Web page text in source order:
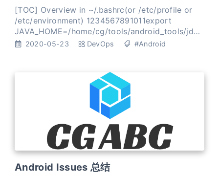
[TOC] Overview in ~/.bashrc(or /etc/profile or
/etc/environment) 1234567891011export
JAVA_HOME=/home/cg/tools/android_tools/jdk1.
8.0_251export
2020-05-23 DevOps #Android
Android Issues 总结